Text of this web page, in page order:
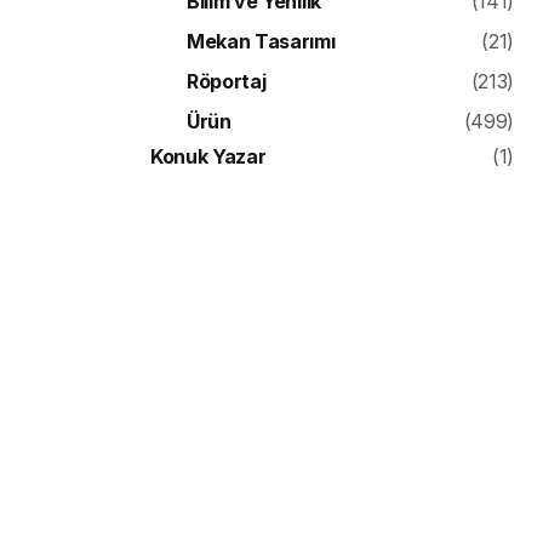
Mekan Tasarımı
(21)
Röportaj
(213)
Ürün
(499)
Konuk Yazar
(1)